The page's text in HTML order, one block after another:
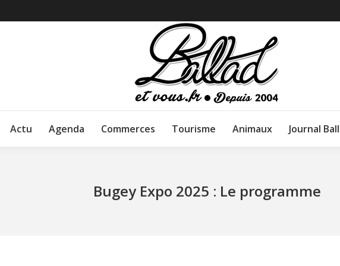
Actu Agenda Commerces Tourisme Animaux Journal
Bugey Expo 2025 : Le programme